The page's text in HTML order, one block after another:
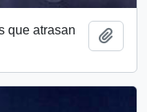
que atrasan